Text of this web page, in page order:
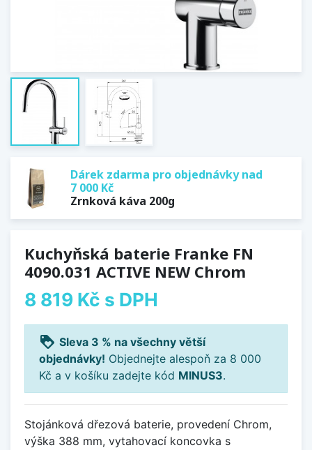
Dárek zdarma pro objednávky nad
7 000 Kč
Zrnková káva 200g
Kuchyňská baterie Franke FN
4090.031 ACTIVE NEW Chrom
8 819 Kč s DPH
loyalty Sleva 3 % na všechny větší
objednávky! Objednejte alespoň za 8 000
Kč a v košíku zadejte kód MINUS3.
Stojánková dřezová baterie, provedení Chrom,
výška 388 mm, vytahovací koncovka s